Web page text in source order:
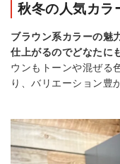
秋冬の人気カラ
ブラウン系カラーの魅
仕上がるのでどなたに
ウンもトーンや混ぜる
り、バリエーション豊